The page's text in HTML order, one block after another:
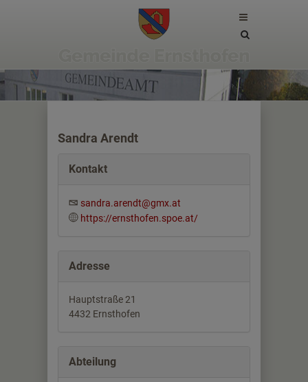
Site
Sandra Arendt
Kontakt
sandra.arendt@gmx.at
https://ernsthofen.spoe.at/
Adresse
Hauptstraße 21
4432 Ernsthofen
Abteilung